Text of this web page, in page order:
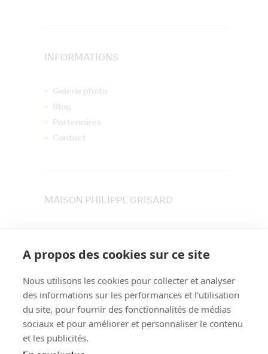
A propos des cookies sur ce site
Nous utilisons les cookies pour collecter et analyser
des informations sur les performances et l'utilisation
du site, pour fournir des fonctionnalités de médias
sociaux et pour améliorer et personnaliser le contenu
et les publicités.
INFORMATIONS
Galerie photo
Blog
Partenaires
Contact
MAISON PHILIPPE GRISARD
Tél. 04 79 84 30 91